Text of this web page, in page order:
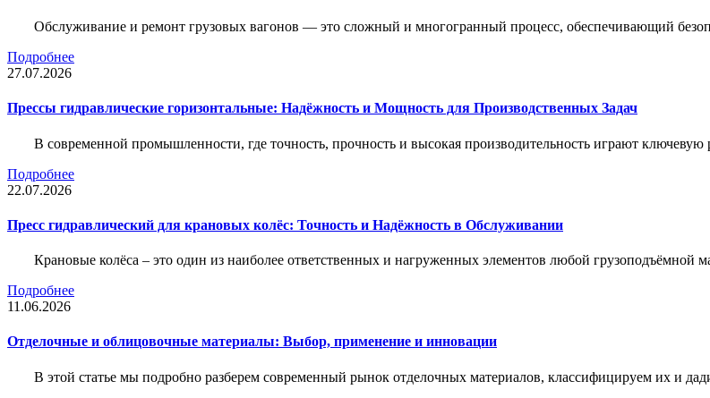
Обслуживание и ремонт грузовых вагонов — это сложный и многогранный процесс, обеспечивающий
Подробнее
27.07.2026
Прессы гидравлические горизонтальные: Надёжность и Мощность для Производственных Задач
В современной промышленности, где точность, прочность и высокая производительность играют ключевую
Подробнее
22.07.2026
Пресс гидравлический для крановых колёс: Точность и Надёжность в Обслуживании
Крановые колёса – это один из наиболее ответственных и нагруженных элементов любой грузоподъёмной
Подробнее
11.06.2026
Отделочные и облицовочные материалы: Выбор, применение и инновации
В этой статье мы подробно разберем современный рынок отделочных материалов, классифицируем их и